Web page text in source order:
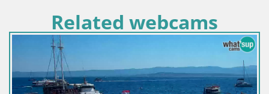
Related webcams